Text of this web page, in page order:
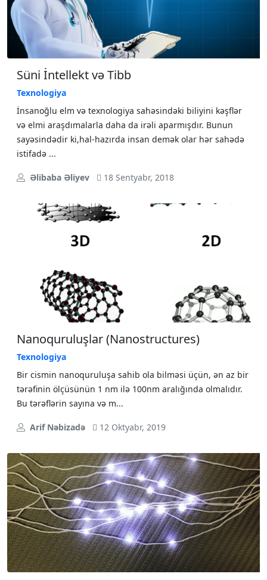
Süni İntellekt və Tibb
Texnologiya
İnsanoğlu elm və texnologiya sahəsindəki biliyini kəşflər
və elmi araşdımalarla daha da irəli aparmışdır. Bunun
sayəsindədir ki,hal-hazırda insan demək olar hər sahədə
istifadə ...
Əlibaba Əliyev 18 Sentyabr, 2018
Nanoquruluşlar (Nanostructures)
Texnologiya
Bir cismin nanoquruluşa sahib ola bilməsi üçün, ən az bir
tərəfinin ölçüsünün 1 nm ilə 100nm aralığında olmalıdır.
Bu tərəflərin sayına və m...
Arif Nəbizadə 12 Oktyabr, 2019